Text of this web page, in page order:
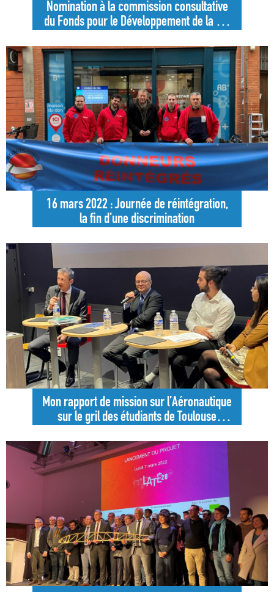
Nomination à la commission consultative
du Fonds pour le Développement de la Vie
16 mars 2022 : Journée de réintégration,
la fin d’une discrimination
Mon rapport de mission sur l’Aéronautique
sur le gril des étudiants de Toulouse